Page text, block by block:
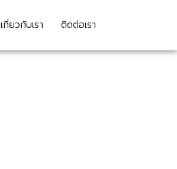
เกี่ยวกับเรา ติดต่อเรา